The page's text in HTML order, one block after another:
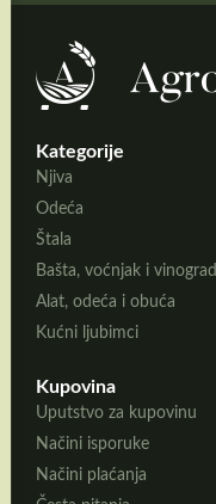
Kategorije
Njiva
Odeća
Štala
Bašta, voćnjak i vinograd
Alat, odeća i obuća
Kućni ljubimci
Kupovina
Uputstvo za kupovinu
Načini isporuke
Načini plaćanja